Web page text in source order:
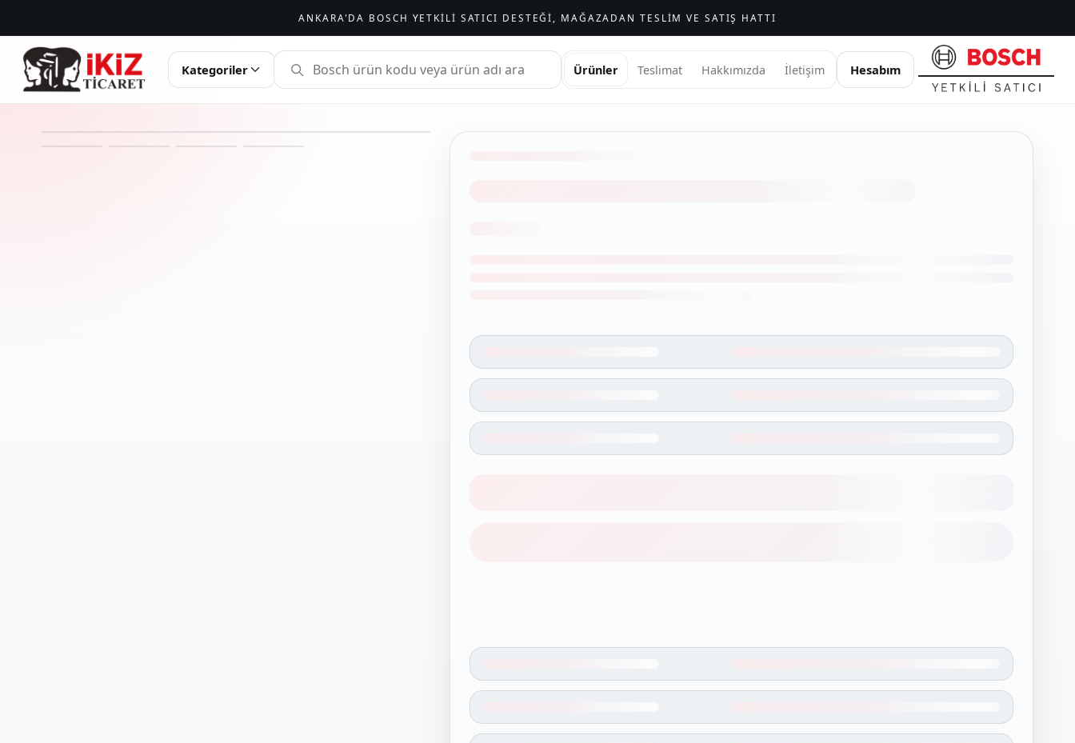
ANKARA'DA BOSCH YETKILI SATICI DESTEĞI, MAĞAZADAN TESLIM VE SATIŞ HATTI
İKIZ TICARET
Kategoriler Ürünler Teslimat Hakkımızda İletişim Hesabım